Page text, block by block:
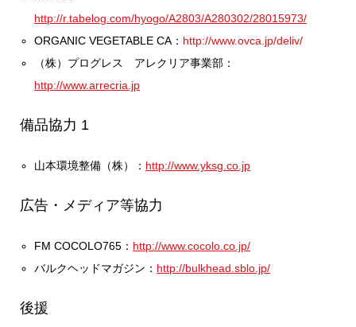
http://r.tabelog.com/hyogo/A2803/A280302/28015973/
ORGANIC VEGETABLE CA： http://www.ovca.jp/deliv/
（株）プログレス アレクリア事業部：
http://www.arrecria.jp
備品協力 1
山本環境整備（株）： http://www.yksg.co.jp
広告・メディア等協力
FM COCOLO765： http://www.cocolo.co.jp/
バルクヘッドマガジン： http://bulkhead.sblo.jp/
後援